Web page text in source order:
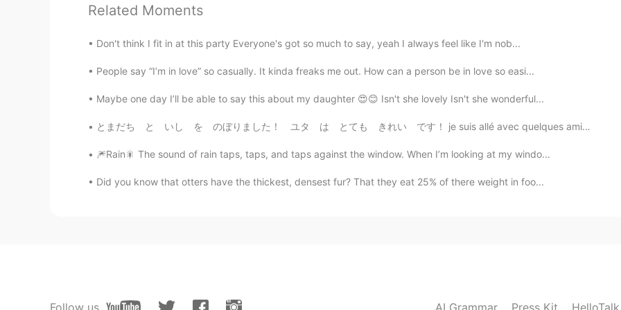
ES EN
Patricia 2021.08.28 16:08
꧁Carla ❀❀ 2021.08.28 15:58
Good plans and good pics !!!☺👍🌹
Related Moments
Don't think I fit in at this party Everyone's got so much to say, yeah I always feel like I'm nob...
People say “I’m in love” so casually. It kinda freaks me out. How can a person be in love so easi...
Maybe one day I’ll be able to say this about my daughter 😍😊 Isn't she lovely Isn't she wonderful...
とまだち と いし を のぼりました！ ユタ は とても きれい です！ je suis allé avec quelques amis pour grimper un petit peut. ...
🎆Rain🎇 The sound of rain taps, taps, and taps against the window. When I’m looking at my windo...
Did you know that otters have the thickest, densest fur? That they eat 25% of there weight in foo...
Follow us AI Grammar Press Kit